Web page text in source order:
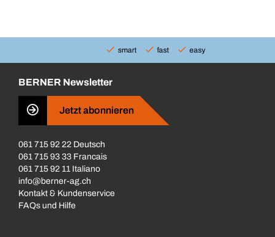
smart fast easy
BERNER Newsletter
Jetzt abonnieren
061 715 92 22 Deutsch
061 715 93 33 Francais
061 715 92 11 Italiano
info@berner-ag.ch
Kontakt & Kundenservice
FAQs und Hilfe